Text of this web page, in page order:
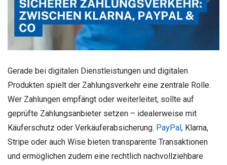
Gerade bei digitalen Dienstleistungen und digitalen
Produkten spielt der Zahlungsverkehr eine zentrale Rolle.
Wer Zahlungen empfängt oder weiterleitet, sollte auf
geprüfte Zahlungsanbieter setzen – idealerweise mit
Käuferschutz oder Verkäuferabsicherung. PayPal , Klarna,
Stripe oder auch Wise bieten transparente Transaktionen
und ermöglichen zudem eine rechtlich nachvollziehbare